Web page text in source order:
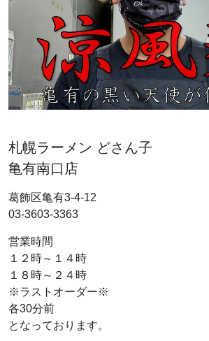
札幌ラーメン どさん子
亀有南口店
葛飾区亀有3-4-12
03-3603-3363
営業時間
１２時～１４時
１８時～２４時
※ラストオーダー※
各30分前
となっております。